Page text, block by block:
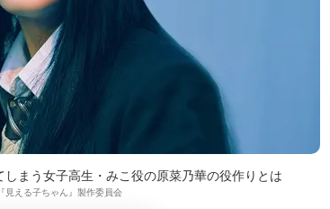
まう女子高生・みこ役の原菜乃華の役作りとは
見える子ちゃん』製作委員会